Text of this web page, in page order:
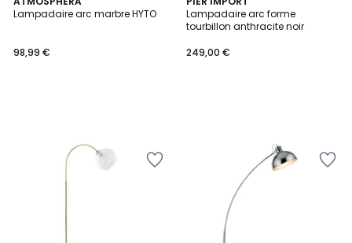
Lampadaire arc marbre HYTO
98,99 €
Lampadaire arc forme
tourbillon anthracite noir
249,00 €